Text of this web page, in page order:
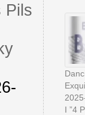
Pils
I ”4